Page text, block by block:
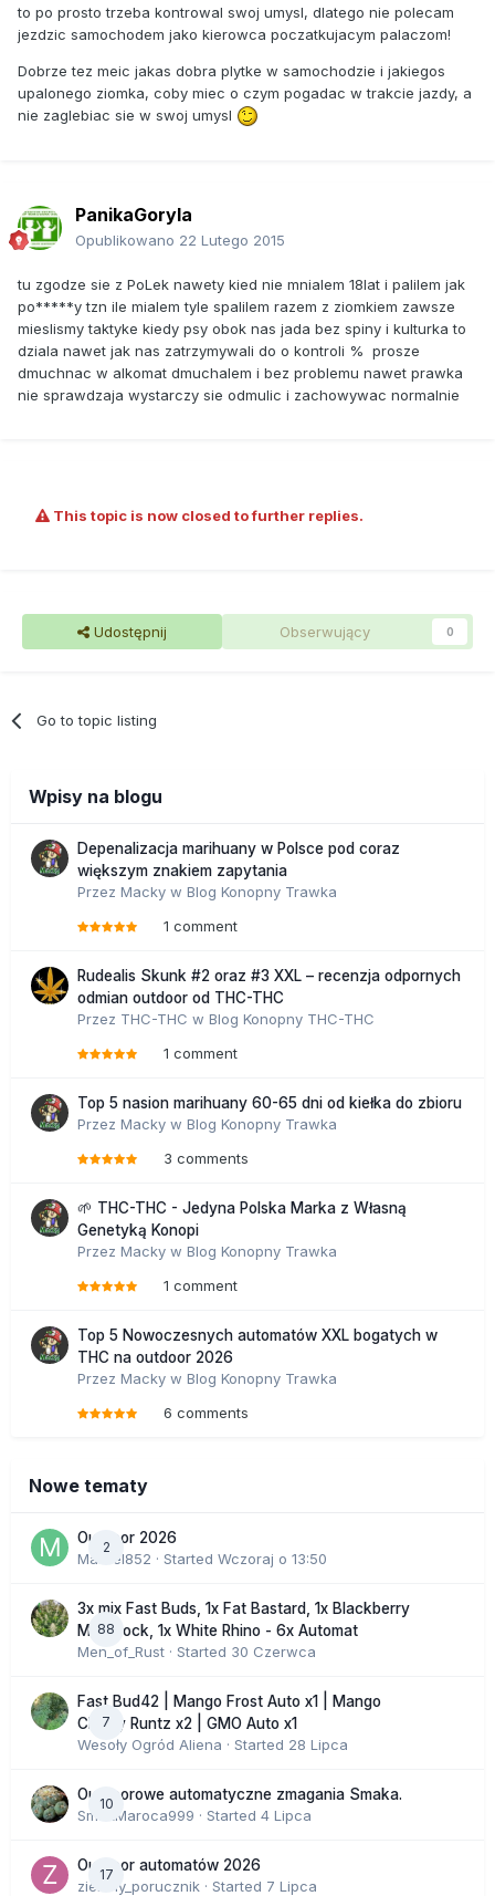
to po prosto trzeba kontrowal swoj umysl, dlatego nie polecam
jezdzic samochodem jako kierowca poczatkujacym palaczom!
Dobrze tez meic jakas dobra plytke w samochodzie i jakiegos
upalonego ziomka, coby miec o czym pogadac w trakcie jazdy, a
nie zaglebiac sie w swoj umysl
PanikaGoryla
Opublikowano 22 Lutego 2015
tu zgodze sie z PoLek nawety kied nie mnialem 18lat i palilem jak
po*****y tzn ile mialem tyle spalilem razem z ziomkiem zawsze
mieslismy taktyke kiedy psy obok nas jada bez spiny i kulturka to
dziala nawet jak nas zatrzymywali do o kontroli % prosze
dmuchnac w alkomat dmuchalem i bez problemu nawet prawka
nie sprawdzaja wystarczy sie odmulic i zachowywac normalnie
This topic is now closed to further replies.
Udostępnij Obserwujący 0
Go to topic listing
Wpisy na blogu
Depenalizacja marihuany w Polsce pod coraz
większym znakiem zapytania
Przez Macky w Blog Konopny Trawka
1 comment
Rudealis Skunk #2 oraz #3 XXL – recenzja odpornych
odmian outdoor od THC-THC
Przez THC-THC w Blog Konopny THC-THC
1 comment
Top 5 nasion marihuany 60-65 dni od kiełka do zbioru
Przez Macky w Blog Konopny Trawka
3 comments
🌱 THC-THC - Jedyna Polska Marka z Własną
Genetyką Konopi
Przez Macky w Blog Konopny Trawka
1 comment
Top 5 Nowoczesnych automatów XXL bogatych w
THC na outdoor 2026
Przez Macky w Blog Konopny Trawka
6 comments
Nowe tematy
2
Outdoor 2026
Marcel852 · Started Wczoraj o 13:50
88
3x mix Fast Buds, 1x Fat Bastard, 1x Blackberry
Moonrock, 1x White Rhino - 6x Automat
Men_of_Rust · Started 30 Czerwca
7
Fast Bud42 | Mango Frost Auto x1 | Mango
Cherry Runtz x2 | GMO Auto x1
Wesoły Ogród Aliena · Started 28 Lipca
10
Outdoorowe automatyczne zmagania Smaka.
SmakMaroca999 · Started 4 Lipca
17
Outdoor automatów 2026
zielony_porucznik · Started 7 Lipca